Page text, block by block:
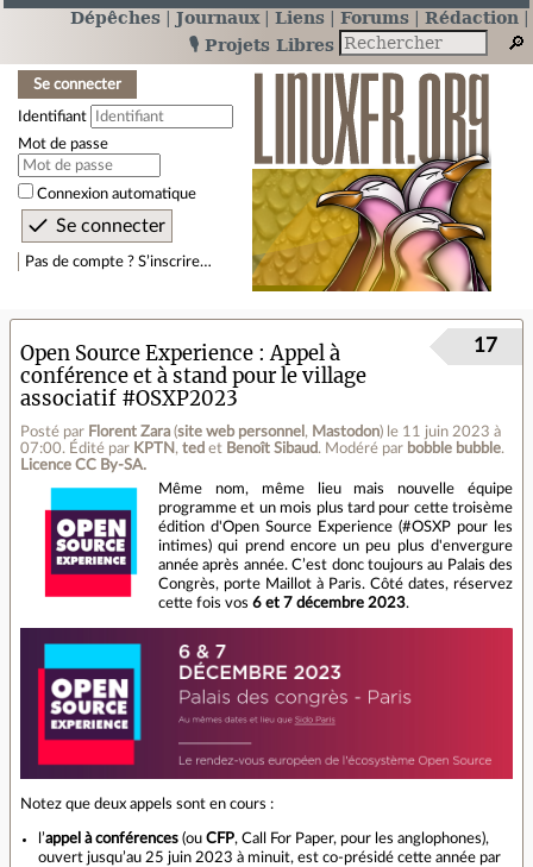
Dépêches Journaux Liens Forums
Rédaction
🎙️ Projets Libres
Se connecter
Identifiant
Mot de passe
Connexion automatique
Pas de compte ? S’inscrire…
Open Source Experience : Appel à
conférence et à stand pour le village
associatif #OSXP2023
Posté par Florent Zara (site web personnel , Mastodon) le 11 juin 2023 à
07:00. Édité par KPTN , ted et Benoît Sibaud. Modéré par bobble bubble.
Licence CC By‑SA.
17
Même nom, même lieu mais nouvelle équipe
programme et un mois plus tard pour cette troisème
édition d'Open Source Experience (#OSXP pour les
intimes) qui prend encore un peu plus d'envergure
année après année. C’est donc toujours au Palais des
Congrès, porte Maillot à Paris. Côté dates, réservez
cette fois vos 6 et 7 décembre 2023.
Notez que deux appels sont en cours :
l’appel à conférences (ou CFP, Call For Paper, pour les anglophones),
ouvert jusqu’au 25 juin 2023 à minuit, est co-présidé cette année par